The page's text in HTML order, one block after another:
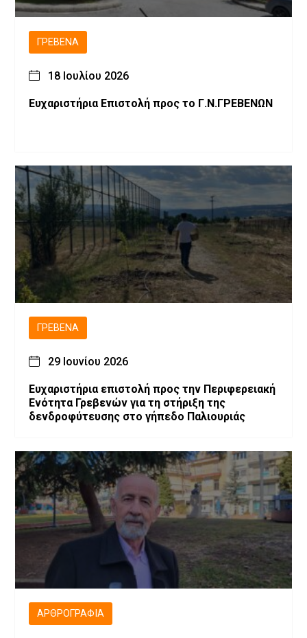
ΓΡΕΒΕΝΆ
18 Ιουλίου 2026
Ευχαριστήρια Επιστολή προς το Γ.Ν.ΓΡΕΒΕΝΩΝ
ΓΡΕΒΕΝΆ
29 Ιουνίου 2026
Ευχαριστήρια επιστολή προς την Περιφερειακή
Ενότητα Γρεβενών για τη στήριξη της
δενδροφύτευσης στο γήπεδο Παλιουριάς
ΑΡΘΡΟΓΡΑΦΊΑ